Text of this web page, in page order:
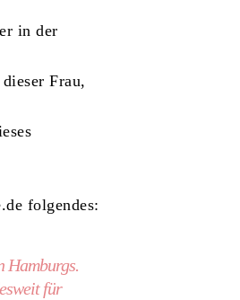
in der
Frau,
folgendes:
Hamburgs.
für